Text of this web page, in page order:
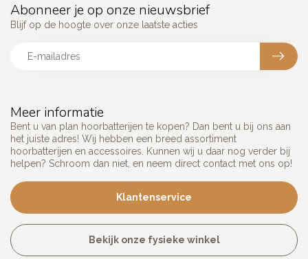
Meer informatie
Bent u van plan hoorbatterijen te kopen? Dan bent u bij ons aan
het juiste adres! Wij hebben een breed assortiment
hoorbatterijen en accessoires. Kunnen wij u daar nog verder bij
helpen? Schroom dan niet, en neem direct contact met ons op!
Klantenservice
Bekijk onze fysieke winkel
Abonneer je op onze nieuwsbrief
Blijf op de hoogte over onze laatste acties